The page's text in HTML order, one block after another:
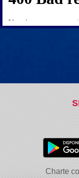
Charte